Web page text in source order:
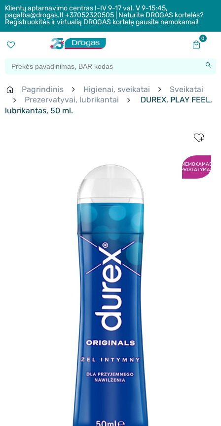
Klientų aptarnavimo centras I-IV 9-17 val. V 9-15:45,
pagalba@drogas.lt +37052320505 | Neturite DROGAS kortelės?
Registruokitės ir virtualią DROGAS kortelę gausite nemokamai!
0
Pagrindinis Higienai, sveikatai
Sveikatai
Prezervatyvai, lubrikantai
DUREX, PLAY FEEL,
lubrikantas, 50 ml.
NEMOKAMAS
PRISTATYMAS